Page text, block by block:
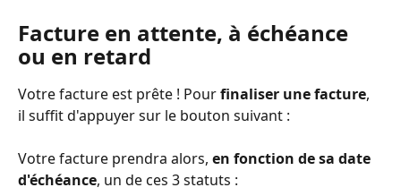
Facture en attente, à échéance
ou en retard
Votre facture est prête ! Pour finaliser une facture,
il suffit d'appuyer sur le bouton suivant :
Votre facture prendra alors, en fonction de sa date
d'échéance, un de ces 3 statuts :